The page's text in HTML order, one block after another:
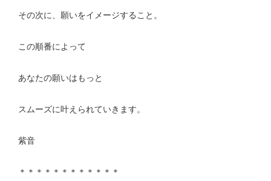
その次に、願いをイメージすること。
この順番によって
あなたの願いはもっと
スムーズに叶えられていきます。
紫音
＊＊＊＊＊＊＊＊＊＊＊＊